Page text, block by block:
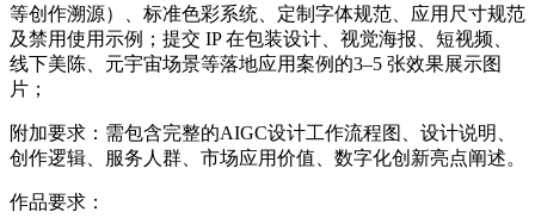
等创作溯源）、标准色彩系统、定制字体规范、应用尺寸规范
及禁用使用示例；提交 IP 在包装设计、视觉海报、短视频、
线下美陈、元宇宙场景等落地应用案例的3–5 张效果展示图
片；
附加要求：需包含完整的AIGC设计工作流程图、设计说明、
创作逻辑、服务人群、市场应用价值、数字化创新亮点阐述。
作品要求：